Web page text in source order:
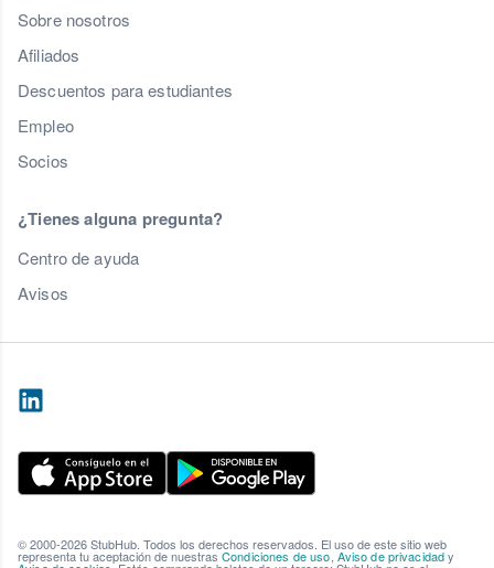
Sobre nosotros
Afiliados
Descuentos para estudiantes
Empleo
Socios
¿Tienes alguna pregunta?
Centro de ayuda
Avisos
© 2000-2026 StubHub. Todos los derechos reservados. El uso de este sitio web
representa tu aceptación de nuestras Condiciones de uso, Aviso de privacidady